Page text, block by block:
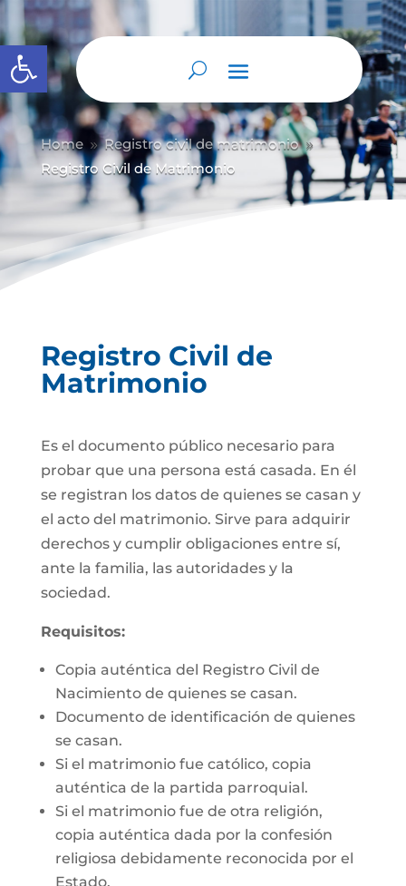
Abrir barra de herramientas
Home 9 Registro civil de matrimonio 9
Registro Civil de Matrimonio
Registro Civil de
Matrimonio
Es el documento público necesario para
probar que una persona está casada. En él
se registran los datos de quienes se casan y
el acto del matrimonio. Sirve para adquirir
derechos y cumplir obligaciones entre sí,
ante la familia, las autoridades y la
sociedad.
Requisitos:
Copia auténtica del Registro Civil de
Nacimiento de quienes se casan.
Documento de identificación de quienes
se casan.
Si el matrimonio fue católico, copia
auténtica de la partida parroquial.
Si el matrimonio fue de otra religión,
copia auténtica dada por la confesión
religiosa debidamente reconocida por el
Estado.